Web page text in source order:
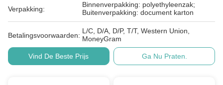
Verpakking:
Binnenverpakking: polyethyleenzak;
Buitenverpakking: document karton
Betalingsvoorwaarden:
L/C, D/A, D/P, T/T, Western Union,
MoneyGram
Vind De Beste Prijs Ga Nu Praten.